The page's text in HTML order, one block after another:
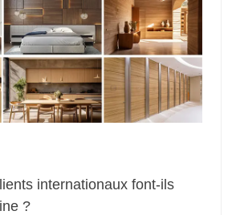
internationaux font-ils
?